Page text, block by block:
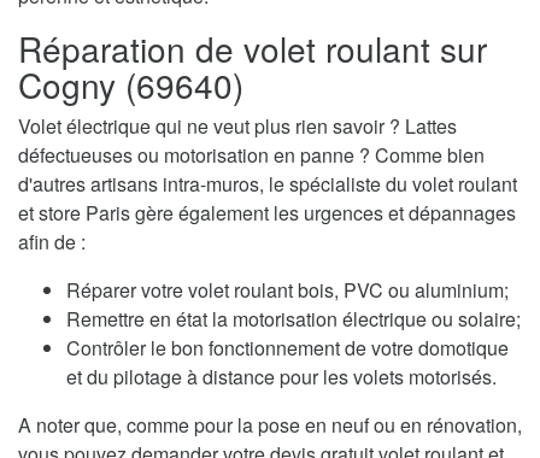
Réparation de volet roulant sur
Cogny (69640)
Volet électrique qui ne veut plus rien savoir ? Lattes
défectueuses ou motorisation en panne ? Comme bien
d'autres artisans intra-muros, le spécialiste du volet roulant
et store Paris gère également les urgences et dépannages
afin de :
Réparer votre volet roulant bois, PVC ou aluminium;
Remettre en état la motorisation électrique ou solaire;
Contrôler le bon fonctionnement de votre domotique
et du pilotage à distance pour les volets motorisés.
A noter que, comme pour la pose en neuf ou en rénovation,